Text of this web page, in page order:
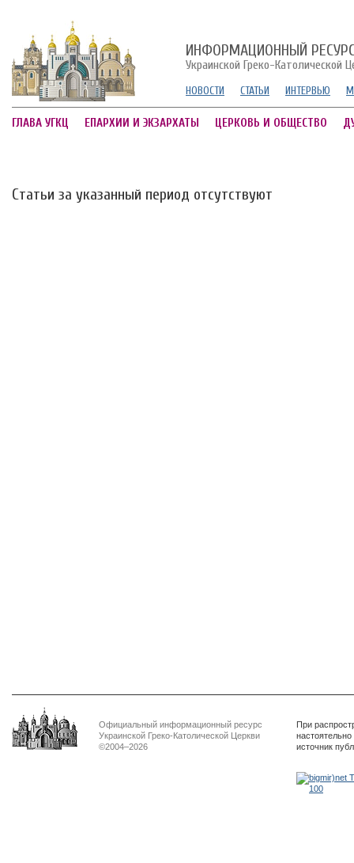
ИНФОРМАЦИОННЫЙ
Украинской Греко-Католической
НОВОСТИ СТАТЬИ ИНТЕРВЬЮ
ГЛАВА УГКЦ ЕПАРХИИ И ЭКЗАРХАТЫ ЦЕРКОВЬ И ОБЩЕСТВО
Статьи за указанный период отсутствуют
Официальный информационный ресурс
Украинской Греко-Католической Церкви
©2004–2026
При
источник